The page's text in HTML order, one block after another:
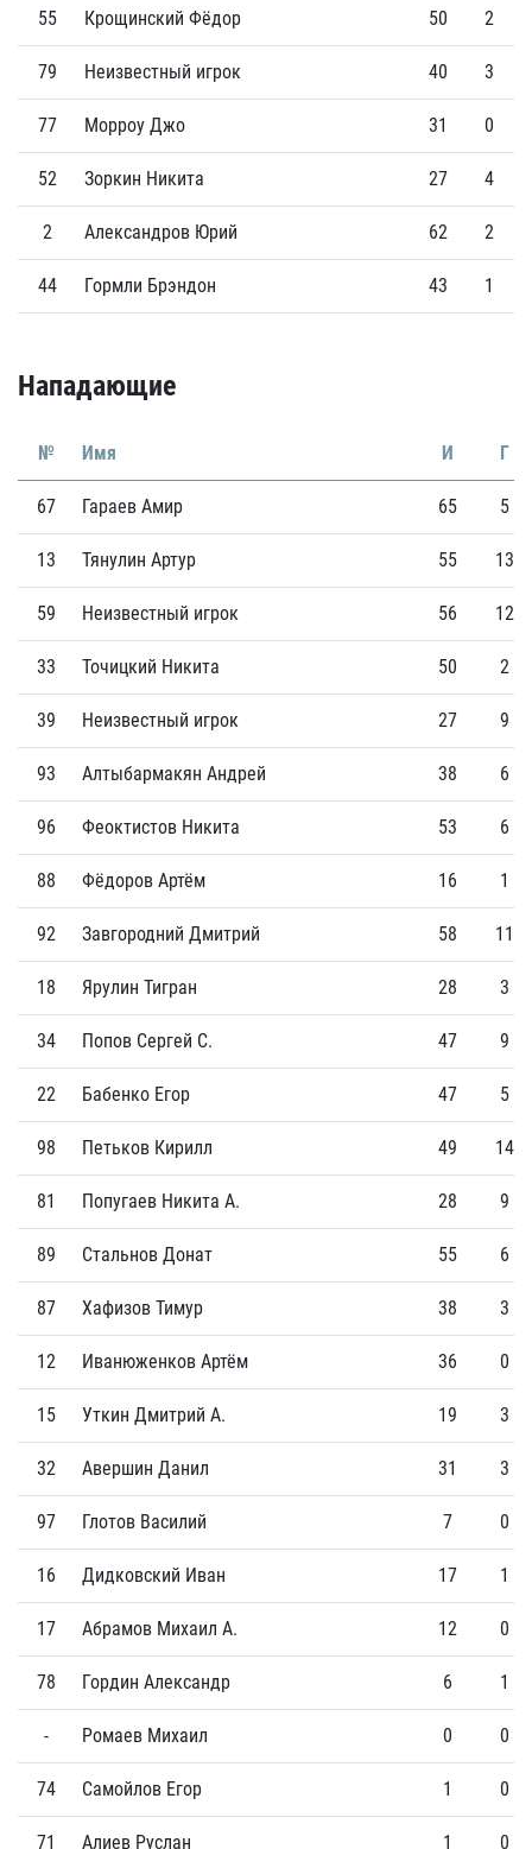
55 Крощинский Фёдор 50 2
79 Неизвестный игрок 40 3
77 Морроу Джо 31 0
52 Зоркин Никита 27 4
2 Александров Юрий 62 2
44 Гормли Брэндон 43 1
Нападающие
№ Имя И Г
67 Гараев Амир 65 5
13 Тянулин Артур 55 13
59 Неизвестный игрок 56 12
33 Точицкий Никита 50 2
39 Неизвестный игрок 27 9
93 Алтыбармакян Андрей 38 6
96 Феоктистов Никита 53 6
88 Фёдоров Артём 16 1
92 Завгородний Дмитрий 58 11
18 Ярулин Тигран 28 3
34 Попов Сергей С. 47 9
22 Бабенко Егор 47 5
98 Петьков Кирилл 49 14
81 Попугаев Никита А. 28 9
89 Стальнов Донат 55 6
87 Хафизов Тимур 38 3
12 Иванюженков Артём 36 0
15 Уткин Дмитрий А. 19 3
32 Авершин Данил 31 3
97 Глотов Василий 7 0
16 Дидковский Иван 17 1
17 Абрамов Михаил А. 12 0
78 Гордин Александр 6 1
- Ромаев Михаил 0 0
74 Самойлов Егор 1 0
71 Алиев Руслан 1 0